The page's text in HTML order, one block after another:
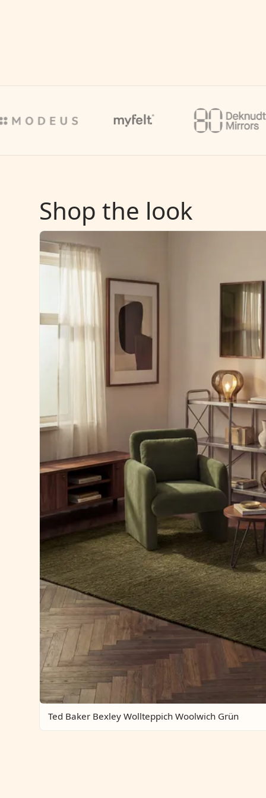
Shop the look
Ted Baker Bexley Wollteppich Woolwich Grün